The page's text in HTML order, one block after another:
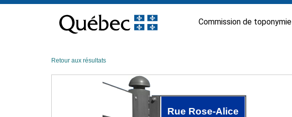
contenu
Commission de toponymie
Retour aux résultats
Rue Rose-Alice